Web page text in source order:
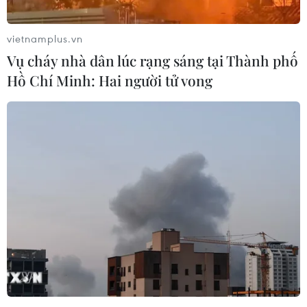
9 năm chiến tranh ở Syria
Báo cáo mới SOHR nêu rõ trong số hơn 380.000 người
chết có hơn 115.000 dân thường thiệt mạng bao gồm
22.000 trẻ em và 13.612 phụ nữ.
vietnamplus.vn
Vụ cháy nhà dân lúc rạng sáng tại Thành phố
Hồ Chí Minh: Hai người tử vong